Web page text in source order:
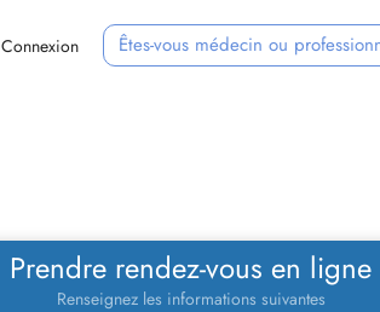
Connexion Êtes-vous médecin ou
Prendre rendez-vous en ligne
Renseignez les informations suivantes